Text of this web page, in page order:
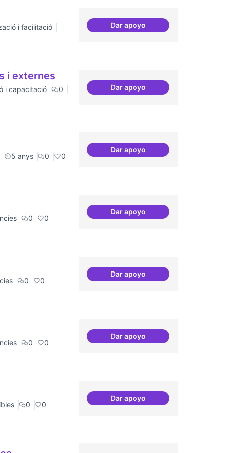
i facilitació
Dar apoyoRelatoria col·laborativa
i externes
i capacitació
0
Dar apoyoRelació equilibrada entre
5 anys 0 0
Dar apoyoRefugi en cas d'un tall a
0 0
Dar apoyoRecerca i re-avaluació
0 0
Dar apoyoRecerca + residències
0 0
Dar apoyoRecerca + residències
0 0
Dar apoyoPunt de defensa de Drets